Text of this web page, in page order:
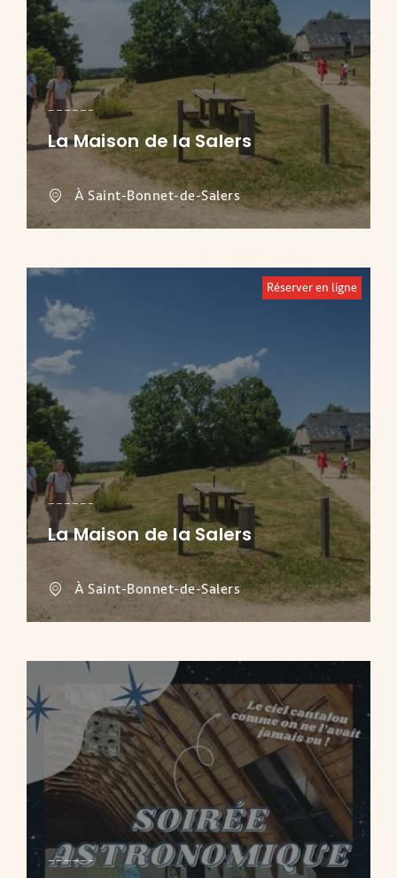
La Maison de la Salers
À Saint-Bonnet-de-Salers
Réserver en ligne
La Maison de la Salers
À Saint-Bonnet-de-Salers